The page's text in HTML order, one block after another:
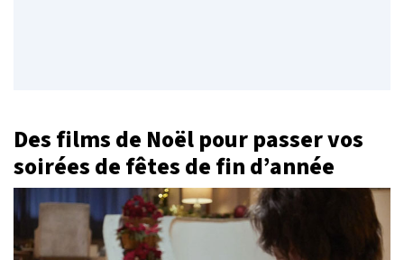
Des films de Noël pour passer vos
soirées de fêtes de fin d’année